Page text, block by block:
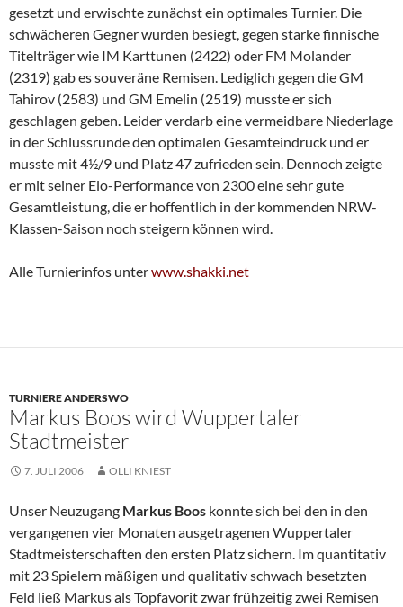
gesetzt und erwischte zunächst ein optimales Turnier. Die
schwächeren Gegner wurden besiegt, gegen starke finnische
Titelträger wie IM Karttunen (2422) oder FM Molander
(2319) gab es souveräne Remisen. Lediglich gegen die GM
Tahirov (2583) und GM Emelin (2519) musste er sich
geschlagen geben. Leider verdarb eine vermeidbare Niederlage
in der Schlussrunde den optimalen Gesamteindruck und er
musste mit 4½/9 und Platz 47 zufrieden sein. Dennoch zeigte
er mit seiner Elo-Performance von 2300 eine sehr gute
Gesamtleistung, die er hoffentlich in der kommenden NRW-
Klassen-Saison noch steigern können wird.
Alle Turnierinfos unterwww.shakki.net
TURNIERE ANDERSWO
Markus Boos wird Wuppertaler
Stadtmeister
7. JULI 2006 OLLI KNIEST
Unser Neuzugang Markus Boos konnte sich bei den in den
vergangenen vier Monaten ausgetragenen Wuppertaler
Stadtmeisterschaften den ersten Platz sichern. Im quantitativ
mit 23 Spielern mäßigen und qualitativ schwach besetzten
Feld ließ Markus als Topfavorit zwar frühzeitig zwei Remisen